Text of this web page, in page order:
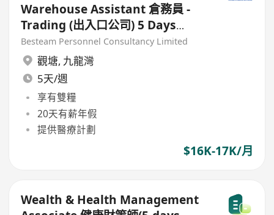
Warehouse Assistant 倉務員 -
Trading (出入口公司) 5 Days
Work
Besteam Personnel Consultancy Limited
觀塘, 九龍灣
5天/週
享有雙糧
20天有薪年假
提供醫療計劃
$16K-17K/月
Wealth & Health Management